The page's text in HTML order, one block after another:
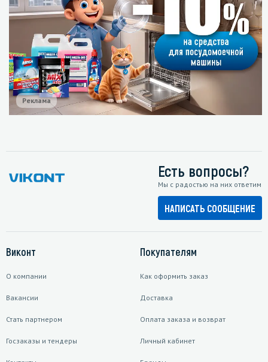
Реклама
Есть вопросы?
Мы с радостью на них ответим
НАПИСАТЬ СООБЩЕНИЕ
Виконт
О компании
Вакансии
Стать партнером
Госзаказы и тендеры
Покупателям
Как оформить заказ
Доставка
Оплата заказа и возврат
Личный кабинет